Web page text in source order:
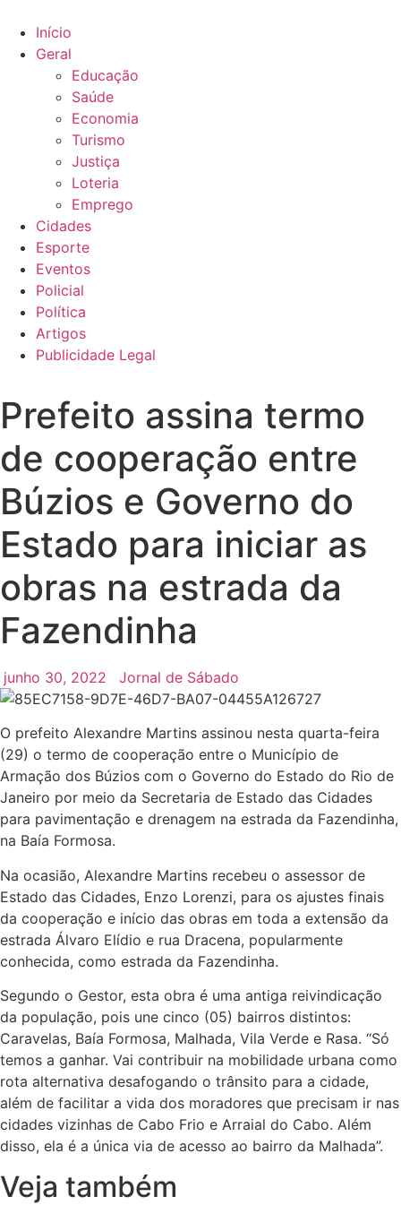
para
conteúdo
Início
Geral
Educação
Saúde
Economia
Turismo
Justiça
Loteria
Emprego
Cidades
Esporte
Eventos
Policial
Política
Artigos
Publicidade Legal
Prefeito assina termo
de cooperação entre
Búzios e Governo do
Estado para iniciar as
obras na estrada da
Fazendinha
junho 30, 2022 Jornal de Sábado
O prefeito Alexandre Martins assinou nesta quarta-feira
(29) o termo de cooperação entre o Município de
Armação dos Búzios com o Governo do Estado do Rio de
Janeiro por meio da Secretaria de Estado das Cidades
para pavimentação e drenagem na estrada da Fazendinha,
na Baía Formosa.
Na ocasião, Alexandre Martins recebeu o assessor de
Estado das Cidades, Enzo Lorenzi, para os ajustes finais
da cooperação e início das obras em toda a extensão da
estrada Álvaro Elídio e rua Dracena, popularmente
conhecida, como estrada da Fazendinha.
Segundo o Gestor, esta obra é uma antiga reivindicação
da população, pois une cinco (05) bairros distintos:
Caravelas, Baía Formosa, Malhada, Vila Verde e Rasa. “Só
temos a ganhar. Vai contribuir na mobilidade urbana como
rota alternativa desafogando o trânsito para a cidade,
além de facilitar a vida dos moradores que precisam ir nas
cidades vizinhas de Cabo Frio e Arraial do Cabo. Além
disso, ela é a única via de acesso ao bairro da Malhada”.
Veja também